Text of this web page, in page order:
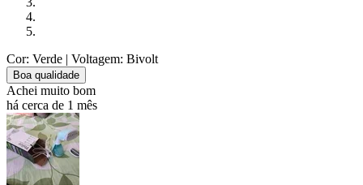
Cor: Verde | Voltagem: Bivolt
Boa qualidade
Achei muito bom
há cerca de 1 mês